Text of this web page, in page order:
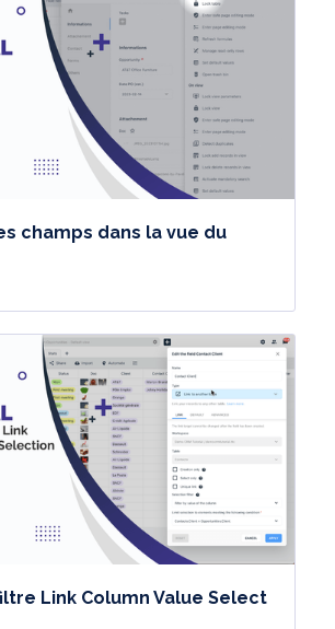
champs dans la vue du
Link Column Value Select